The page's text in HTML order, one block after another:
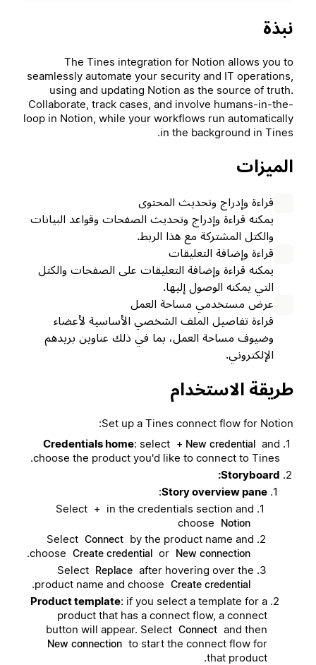
نبذة
The Tines integration for Notion allows you to
seamlessly automate your security and IT operations,
using and updating Notion as the source of truth.
Collaborate, track cases, and involve humans-in-the-
loop in Notion, while your workflows run automatically
in the background in Tines.
الميزات
قراءة وإدراج وتحديث المحتوى
يمكنه قراءة وإدراج وتحديث الصفحات وقواعد البيانات
والكتل المشتركة مع هذا الربط.
قراءة وإضافة التعليقات
يمكنه قراءة وإضافة التعليقات على الصفحات والكتل
التي يمكنه الوصول إليها.
عرض مستخدمي مساحة العمل
قراءة تفاصيل الملف الشخصي الأساسية لأعضاء
وضيوف مساحة العمل، بما في ذلك عناوين بريدهم
الإلكتروني.
طريقة الاستخدام
Set up a Tines connect flow for Notion:
Credentials home: select + New credential and
choose the product you'd like to connect to Tines.
Storyboard:
Story overview pane
:
Select +
in the credentials section and
choose
Notion
Select Connect
by the product name and
choose Create credential or New connection
.
Select Replace after hovering over the
product name and choose Create credential
.
Product template: if you select a template for a
product that has a connect flow, a connect
button will appear. Select Connect and then
New connection to start the connect flow for
that product.